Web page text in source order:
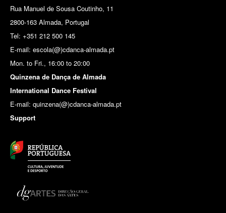
Rua Manuel de Sousa Coutinho, 11
2800-163 Almada, Portugal
Tel: +351 212 500 145
E-mail: escola(@)cdanca-almada.pt
Mon. to Fri., 16:00 to 20:00
Quinzena de Dança de Almada
International Dance Festival
E-mail: quinzena(@)cdanca-almada.pt
Support